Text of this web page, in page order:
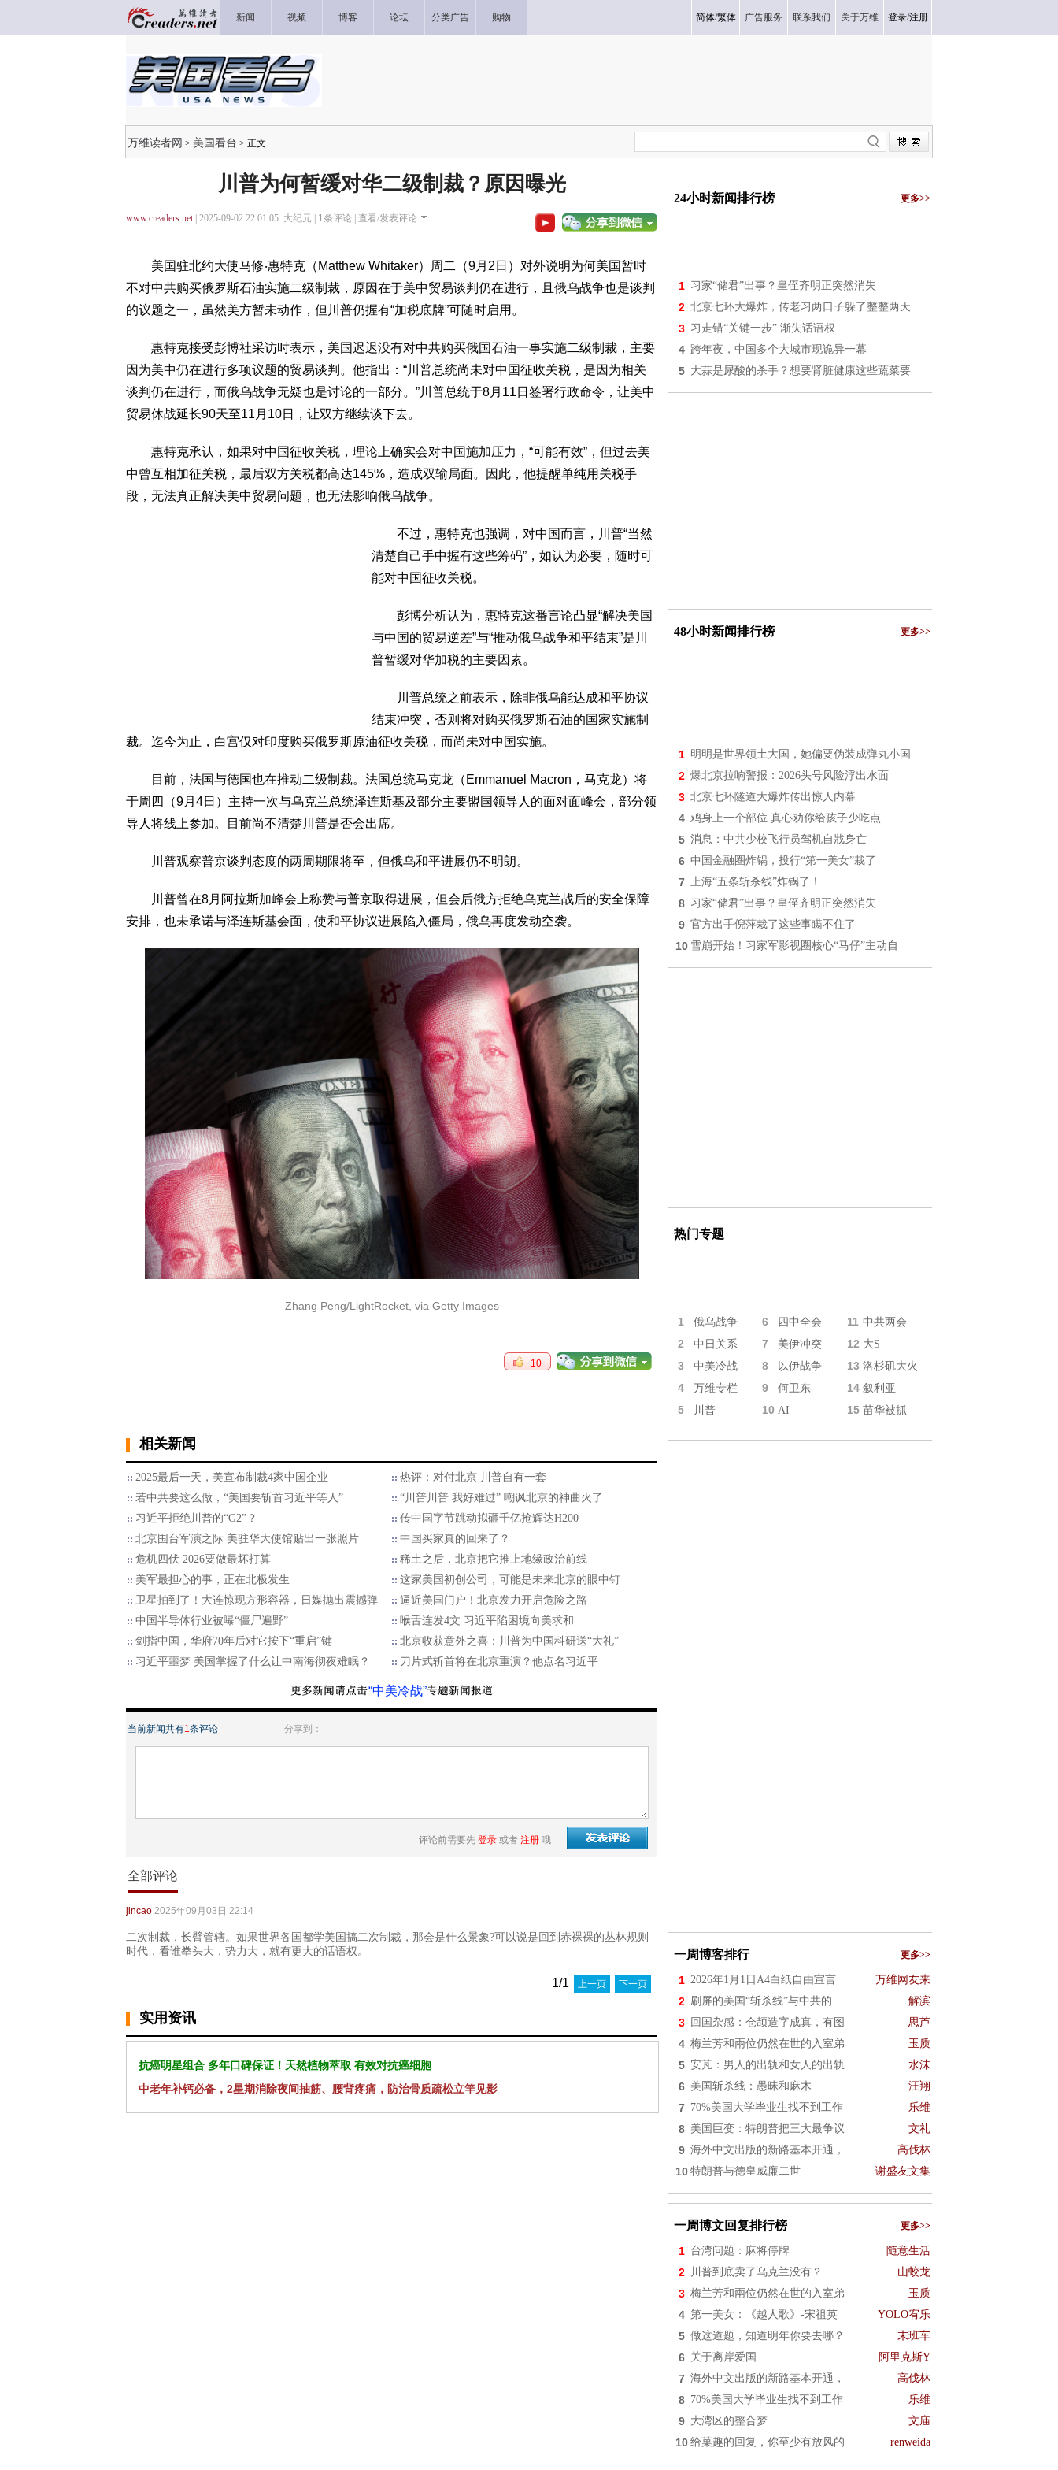
新闻 视频 博客 论坛 分类广告 购物 简体/繁体 广告服务 联系我们 关于万维 登录/注册
万维读者网 > 美国看台 > 正文
川普为何暂缓对华二级制裁？原因曝光
www.creaders.net| 2025-09-02 22:01:05 大纪元 | 1条评论 | 查看/发表评论
美国驻北约大使马修‧惠特克（Matthew Whitaker）周二（9月2日）对外说明为何美国暂时
不对中共购买俄罗斯石油实施二级制裁，原因在于美中贸易谈判仍在进行，且俄乌战争也是谈判
的议题之一，虽然美方暂未动作，但川普仍握有“加税底牌”可随时启用。
惠特克接受彭博社采访时表示，美国迟迟没有对中共购买俄国石油一事实施二级制裁，主要
因为美中仍在进行多项议题的贸易谈判。他指出：“川普总统尚未对中国征收关税，是因为相关
谈判仍在进行，而俄乌战争无疑也是讨论的一部分。”川普总统于8月11日签署行政命令，让美中
贸易休战延长90天至11月10日，让双方继续谈下去。
惠特克承认，如果对中国征收关税，理论上确实会对中国施加压力，“可能有效”，但过去美
中曾互相加征关税，最后双方关税都高达145%，造成双输局面。因此，他提醒单纯用关税手
段，无法真正解决美中贸易问题，也无法影响俄乌战争。
不过，惠特克也强调，对中国而言，川普“当然
清楚自己手中握有这些筹码”，如认为必要，随时可
能对中国征收关税。
彭博分析认为，惠特克这番言论凸显“解决美国
与中国的贸易逆差”与“推动俄乌战争和平结束”是川
普暂缓对华加税的主要因素。
川普总统之前表示，除非俄乌能达成和平协议
结束冲突，否则将对购买俄罗斯石油的国家实施制
裁。迄今为止，白宫仅对印度购买俄罗斯原油征收关税，而尚未对中国实施。
目前，法国与德国也在推动二级制裁。法国总统马克龙（Emmanuel Macron，马克龙）将
于周四（9月4日）主持一次与乌克兰总统泽连斯基及部分主要盟国领导人的面对面峰会，部分领
导人将线上参加。目前尚不清楚川普是否会出席。
川普观察普京谈判态度的两周期限将至，但俄乌和平进展仍不明朗。
川普曾在8月阿拉斯加峰会上称赞与普京取得进展，但会后俄方拒绝乌克兰战后的安全保障
安排，也未承诺与泽连斯基会面，使和平协议进展陷入僵局，俄乌再度发动空袭。
Zhang Peng/LightRocket, via Getty Images
10
相关新闻
2025最后一天，美宣布制裁4家中国企业
热评：对付北京 川普自有一套
若中共要这么做，“美国要斩首习近平等人”
“川普川普 我好难过” 嘲讽北京的神曲火了
习近平拒绝川普的“G2”？
传中国字节跳动拟砸千亿抢辉达H200
北京围台军演之际 美驻华大使馆贴出一张照片
中国买家真的回来了？
危机四伏 2026要做最坏打算
稀土之后，北京把它推上地缘政治前线
美军最担心的事，正在北极发生
这家美国初创公司，可能是未来北京的眼中钉
卫星拍到了！大连惊现方形容器，日媒抛出震撼弹
逼近美国门户！北京发力开启危险之路
中国半导体行业被曝“僵尸遍野”
喉舌连发4文 习近平陷困境向美求和
剑指中国，华府70年后对它按下“重启”键
北京收获意外之喜：川普为中国科研送“大礼”
习近平噩梦 美国掌握了什么让中南海彻夜难眠？
刀片式斩首将在北京重演？他点名习近平
“中美冷战”
当前新闻共有1条评论 分享到：
评论前需要先 登录 或者 注册 哦
全部评论
jincao 2025年09月03日 22:14
二次制裁，长臂管辖。如果世界各国都学美国搞二次制裁，那会是什么景象?可以说是回到赤裸裸的丛林规则
时代，看谁拳头大，势力大，就有更大的话语权。
1/1 上一页 下一页
实用资讯
抗癌明星组合 多年口碑保证！天然植物萃取 有效对抗癌细胞
中老年补钙必备，2星期消除夜间抽筋、腰背疼痛，防治骨质疏松立竿见影
24小时新闻排行榜 更多>>
1 习家“储君”出事？皇侄齐明正突然消失
2 北京七环大爆炸，传老习两口子躲了整整两天
3 习走错“关键一步” 渐失话语权
4 跨年夜，中国多个大城市现诡异一幕
5 大蒜是尿酸的杀手？想要肾脏健康这些蔬菜要
48小时新闻排行榜 更多>>
1 明明是世界领土大国，她偏要伪装成弹丸小国
2 爆北京拉响警报：2026头号风险浮出水面
3 北京七环隧道大爆炸传出惊人内幕
4 鸡身上一个部位 真心劝你给孩子少吃点
5 消息：中共少校飞行员驾机自戕身亡
6 中国金融圈炸锅，投行“第一美女”栽了
7 上海“五条斩杀线”炸锅了！
8 习家“储君”出事？皇侄齐明正突然消失
9 官方出手倪萍栽了这些事瞒不住了
10 雪崩开始！习家军影视圈核心“马仔”主动自
热门专题
1 俄乌战争 6 四中全会 11 中共两会
2 中日关系 7 美伊冲突 12 大S
3 中美冷战 8 以伊战争 13 洛杉矶大火
4 万维专栏 9 何卫东 14 叙利亚
5 川普 10 AI 15 苗华被抓
一周博客排行 更多>>
1 2026年1月1日A4白纸自由宣言 万维网友来
2 刷屏的美国“斩杀线”与中共的 解滨
3 回国杂感：仓颉造字成真，有图 思芦
4 梅兰芳和兩位仍然在世的入室弟 玉质
5 安芃：男人的出轨和女人的出轨 水沫
6 美国斩杀线：愚昧和麻木 汪翔
7 70%美国大学毕业生找不到工作 乐维
8 美国巨变：特朗普把三大最争议 文礼
9 海外中文出版的新路基本开通， 高伐林
10 特朗普与德皇威廉二世 谢盛友文集
一周博文回复排行榜 更多>>
1 台湾问题：麻将停牌 随意生活
2 川普到底卖了乌克兰没有？ 山蛟龙
3 梅兰芳和兩位仍然在世的入室弟 玉质
4 第一美女：《越人歌》-宋祖英 YOLO宥乐
5 做这道题，知道明年你要去哪？ 末班车
6 关于离岸爱国 阿里克斯Y
7 海外中文出版的新路基本开通， 高伐林
8 70%美国大学毕业生找不到工作 乐维
9 大湾区的整合梦 文庙
10 给菓趣的回复，你至少有放风的 renweida